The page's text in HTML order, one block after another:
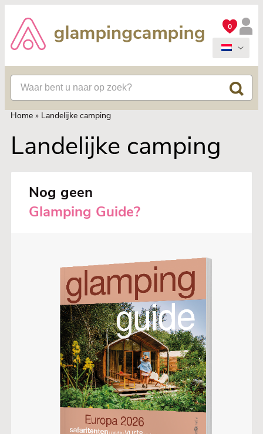
0
Home » Landelijke camping
Landelijke camping
Nog geen
Glamping Guide?